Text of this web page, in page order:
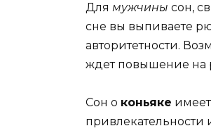
Для мужчины сон,
сне вы выпиваете
авторитетности.
ждет повышение на
Сон о коньяке
привлекательности